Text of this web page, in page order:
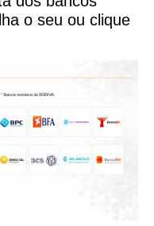
o seu ou clique